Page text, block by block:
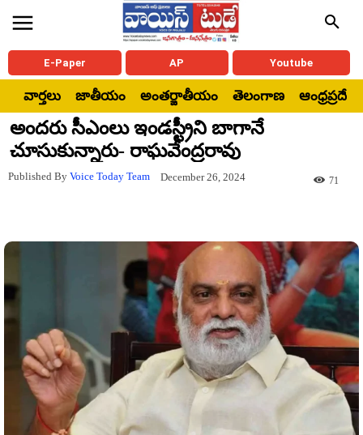
E-Paper AP Youtube
వార్తలు జాతీయం అంతర్జాతీయం తెలంగాణ ఆంధ్రప్రదేశ్
అందరు సీఎంలు ఇండస్ట్రీని బాగానే
చూసుకున్నారు- రాఘవేంద్రరావు
Published By Voice Today Team December 26, 2024 71